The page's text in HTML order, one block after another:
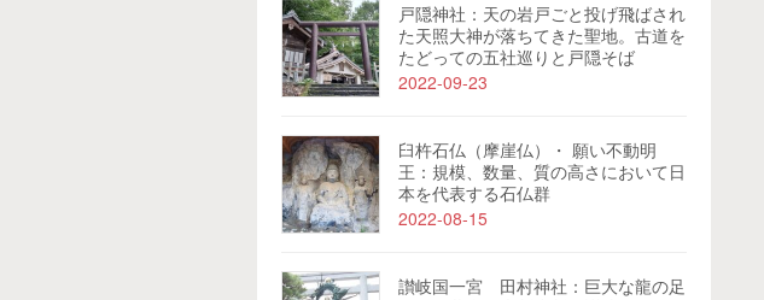
戸隠神社：天の岩戸ごと投げ飛ばされ
た天照大神が落ちてきた聖地。古道を
たどっての五社巡りと戸隠そば
2022-09-23
臼杵石仏（摩崖仏）・ 願い不動明
王：規模、数量、質の高さにおいて日
本を代表する石仏群
2022-08-15
讃岐国一宮 田村神社：巨大な龍の足